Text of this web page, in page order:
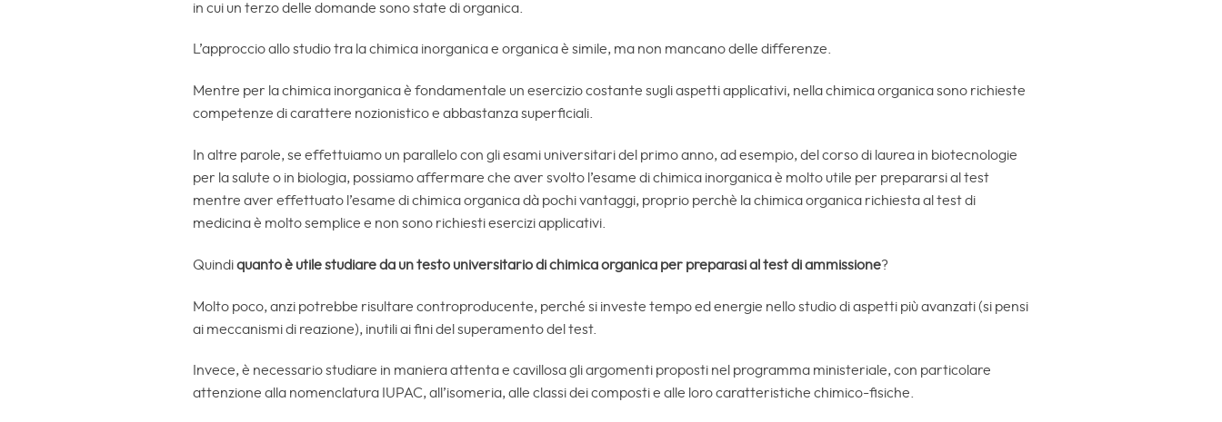
in cui un terzo delle domande sono state di organica.
L’approccio allo studio tra la chimica inorganica e organica è simile, ma non mancano delle differenze.
Mentre per la chimica inorganica è fondamentale un esercizio costante sugli aspetti applicativi, nella chimica organica sono richieste
competenze di carattere nozionistico e abbastanza superficiali.
In altre parole, se effettuiamo un parallelo con gli esami universitari del primo anno, ad esempio, del corso di laurea in biotecnologie
per la salute o in biologia, possiamo affermare che aver svolto l’esame di chimica inorganica è molto utile per prepararsi al test
mentre aver effettuato l’esame di chimica organica dà pochi vantaggi, proprio perchè la chimica organica richiesta al test di
medicina è molto semplice e non sono richiesti esercizi applicativi.
Quindiquanto è utile studiare da un testo universitario di chimica organica per preparasi al test di ammissione?
Molto poco, anzi potrebbe risultare controproducente, perché si investe tempo ed energie nello studio di aspetti più avanzati (si pensi
ai meccanismi di reazione), inutili ai fini del superamento del test.
Invece, è necessario studiare in maniera attenta e cavillosa gli argomenti proposti nel programma ministeriale, con particolare
attenzione alla nomenclatura IUPAC, all’isomeria, alle classi dei composti e alle loro caratteristiche chimico-fisiche.